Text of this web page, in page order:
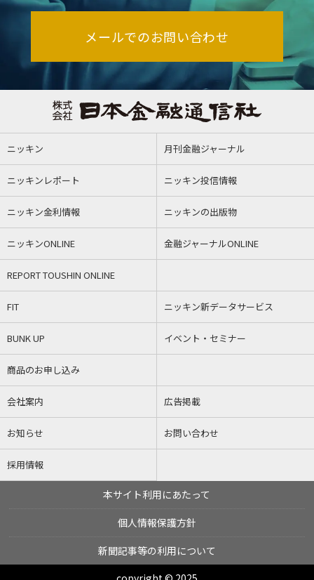
メールでのお問い合わせ
ニッキン 月刊金融ジャーナル
ニッキンレポート ニッキン投信情報
ニッキン金利情報 ニッキンの出版物
ニッキンONLINE 金融ジャーナルONLINE
REPORT TOUSHIN ONLINE
FIT ニッキン新データサービス
BUNK UP イベント・セミナー
商品のお申し込み
会社案内 広告掲載
お知らせ お問い合わせ
採用情報
本サイト利用にあたって
個人情報保護方針
新聞記事等の利用について